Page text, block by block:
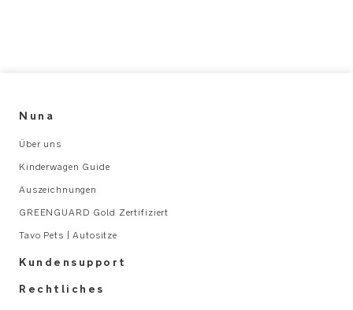
Nuna
Über uns
Kinderwagen Guide
Auszeichnungen
GREENGUARD Gold Zertifiziert
Tavo Pets | Autositze
Kundensupport
Rechtliches